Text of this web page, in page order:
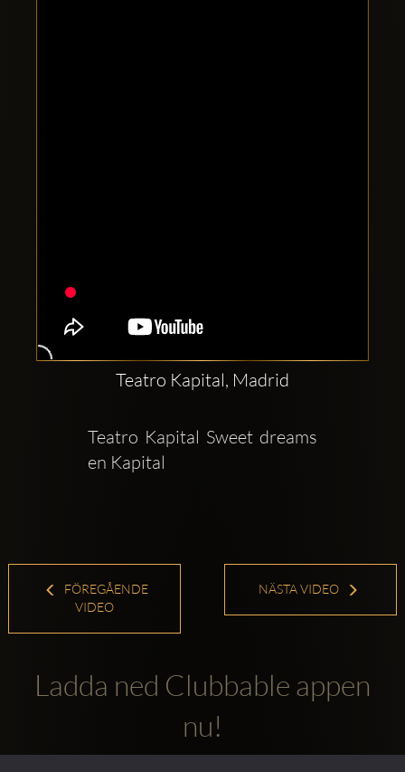
sociala
konton
Teatro Kapital, Madrid
Teatro Kapital Sweet dreams
en Kapital
FÖREGÅENDE
VIDEO
NÄSTA VIDEO
Ladda ned Clubbable appen
nu!